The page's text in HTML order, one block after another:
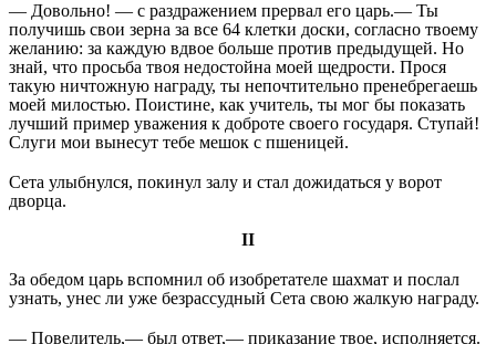
— Довольно! — с раздражением прервал его царь.— Ты
получишь свои зерна за все 64 клетки доски, согласно твоему
желанию: за каждую вдвое больше против предыдущей. Но
знай, что просьба твоя недостойна моей щедрости. Прося
такую ничтожную награду, ты непочтительно пренебрегаешь
моей милостью. Поистине, как учитель, ты мог бы показать
лучший пример уважения к доброте своего государя. Ступай!
Слуги мои вынесут тебе мешок с пшеницей.
Сета улыбнулся, покинул залу и стал дожидаться у ворот
дворца.
II
За обедом царь вспомнил об изобретателе шахмат и послал
узнать, унес ли уже безрассудный Сета свою жалкую награду.
— Повелитель,— был ответ,— приказание твое, исполняется.